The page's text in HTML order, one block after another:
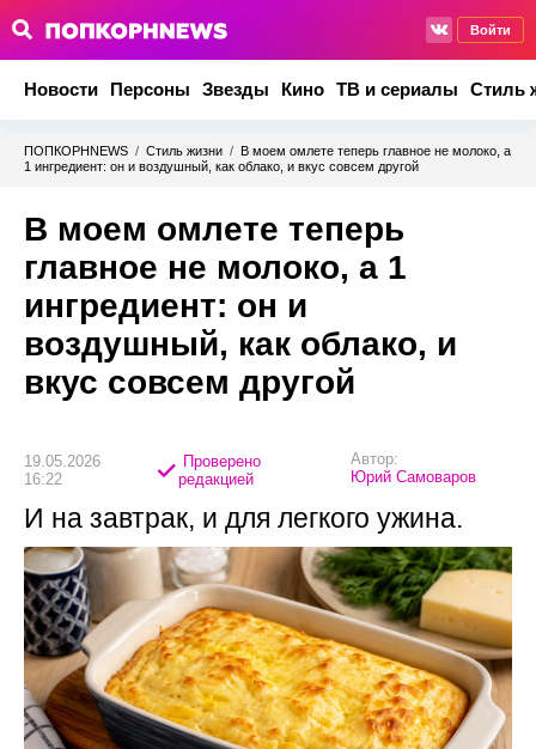
Войти
Новости Персоны Звезды Кино ТВ и сериалы Стиль
ПОПКОРНNEWS / Стиль жизни / В моем омлете теперь главное не молоко, а
1 ингредиент: он и воздушный, как облако, и вкус совсем другой
В моем омлете теперь
главное не молоко, а 1
ингредиент: он и
воздушный, как облако, и
вкус совсем другой
19.05.2026
16:22
Проверено
редакцией
Автор:
Юрий Самоваров
И на завтрак, и для легкого ужина.